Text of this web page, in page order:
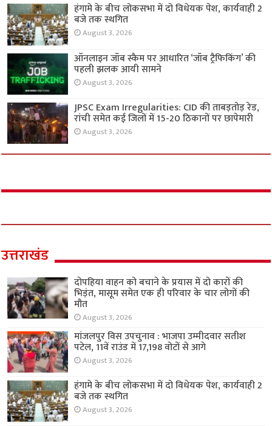
हंगामे के बीच लोकसभा में दो विधेयक पेश, कार्यवाही 2
बजे तक स्थगित
August 3, 2026
ऑनलाइन जॉब स्कैम पर आधारित ‘जॉब ट्रैफिकिंग’ की
पहली झलक आयी सामने
August 3, 2026
JPSC Exam Irregularities: CID की ताबड़तोड़ रेड,
रांची समेत कई जिलों में 15-20 ठिकानों पर छापेमारी
August 3, 2026
उत्तराखंड
दोपहिया वाहन को बचाने के प्रयास में दो कारों की
भिड़ंत, मासूम समेत एक ही परिवार के चार लोगों की
मौत
August 3, 2026
मांजलपुर विस उपचुनाव : भाजपा उम्मीदवार सतीश
पटेल, 11वें राउंड में 17,198 वोटों से आगे
August 3, 2026
हंगामे के बीच लोकसभा में दो विधेयक पेश, कार्यवाही 2
बजे तक स्थगित
August 3, 2026